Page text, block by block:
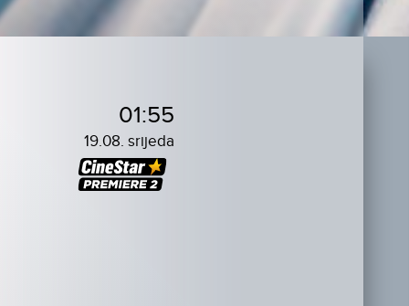
01:55
19.08. srijeda